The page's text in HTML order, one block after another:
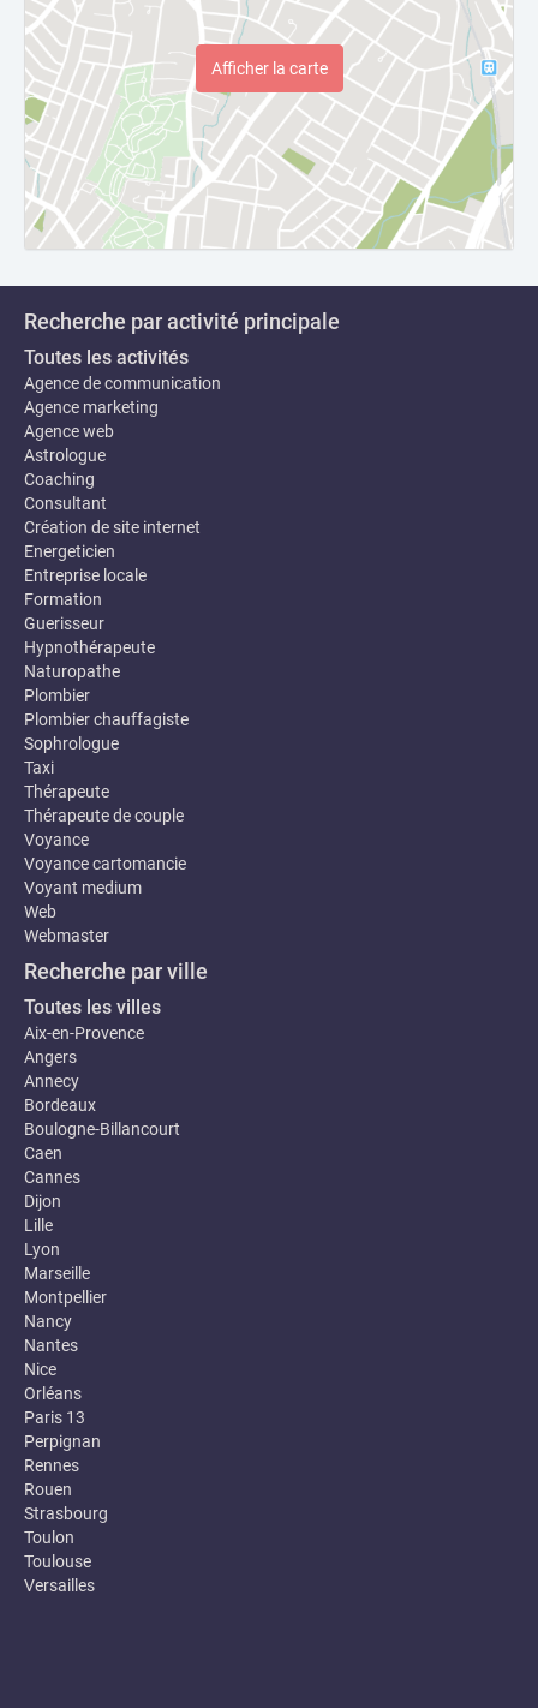
Afficher la carte
Recherche par activité principale
Toutes les activités
Agence de communication
Agence marketing
Agence web
Astrologue
Coaching
Consultant
Création de site internet
Energeticien
Entreprise locale
Formation
Guerisseur
Hypnothérapeute
Naturopathe
Plombier
Plombier chauffagiste
Sophrologue
Taxi
Thérapeute
Thérapeute de couple
Voyance
Voyance cartomancie
Voyant medium
Web
Webmaster
Recherche par ville
Toutes les villes
Aix-en-Provence
Angers
Annecy
Bordeaux
Boulogne-Billancourt
Caen
Cannes
Dijon
Lille
Lyon
Marseille
Montpellier
Nancy
Nantes
Nice
Orléans
Paris 13
Perpignan
Rennes
Rouen
Strasbourg
Toulon
Toulouse
Versailles